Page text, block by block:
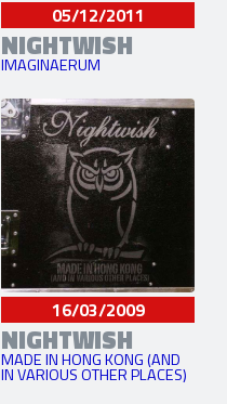
05/12/2011
NIGHTWISH
IMAGINAERUM
16/03/2009
NIGHTWISH
MADE IN HONG KONG (AND
IN VARIOUS OTHER PLACES)